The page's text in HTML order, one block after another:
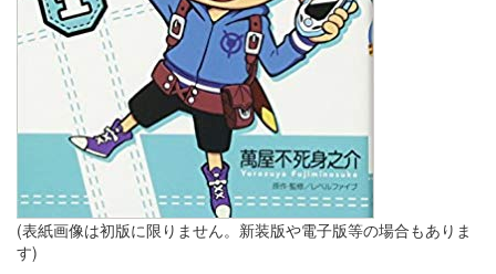
(表紙画像は初版に限りません。新装版や電子版等の場合もありま
す)